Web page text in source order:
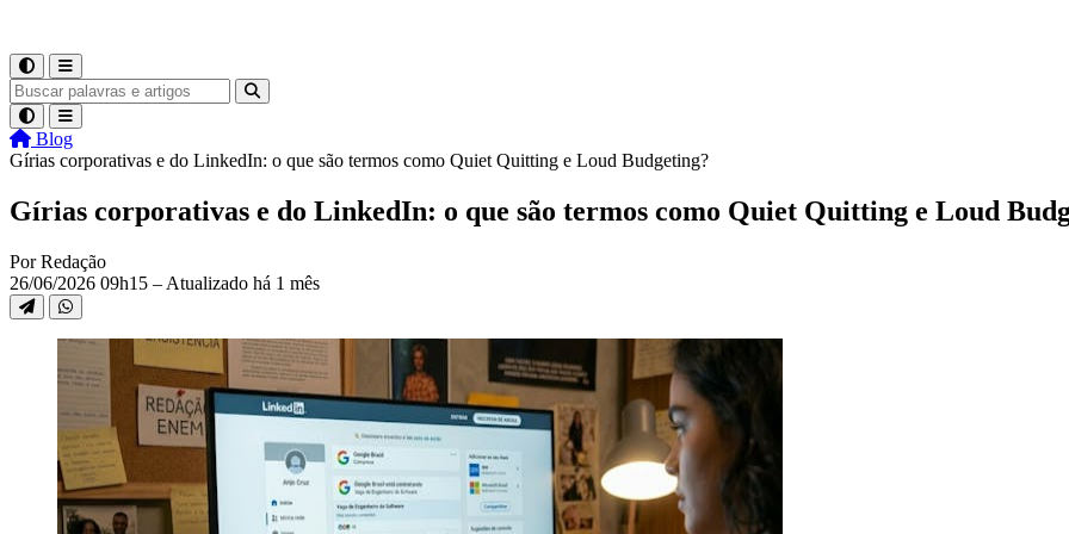
Blog
Gírias corporativas e do LinkedIn: o que são termos como Quiet Quitting e Loud Budgeting?
Gírias corporativas e do LinkedIn: o que são termos como Quiet Quitting e Loud
Por Redação
26/06/2026 09h15 – Atualizado há 1 mês